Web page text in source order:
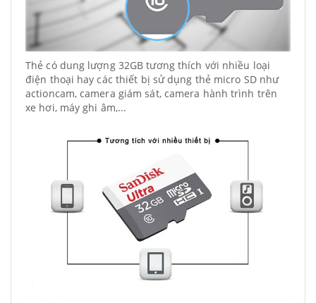
Thẻ có dung lượng 32GB tương thích với nhiều loại
điện thoại hay các thiết bị sử dụng thẻ micro SD như
actioncam, camera giám sát, camera hành trình trên
xe hơi, máy ghi âm,...